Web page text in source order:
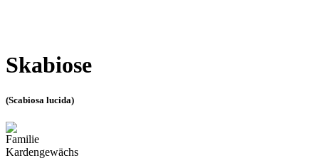
Skabiose
(Scabiosa lucida)
Familie
Kardengewächs